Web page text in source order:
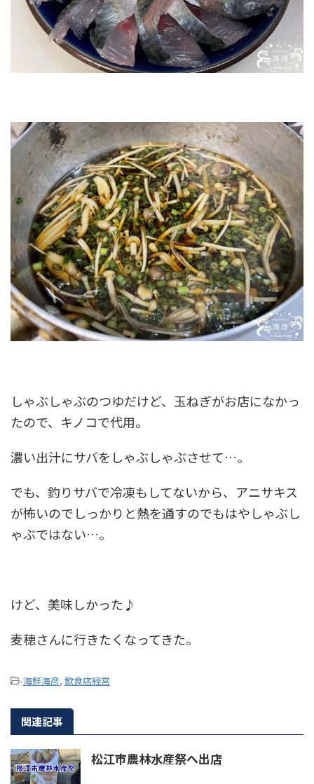
しゃぶしゃぶのつゆだけど、玉ねぎがお店になかっ
たので、キノコで代用。
濃い出汁にサバをしゃぶしゃぶさせて…。
でも、釣りサバで冷凍もしてないから、アニサキス
が怖いのでしっかりと熱を通すのでもはやしゃぶし
ゃぶではない…。
けど、美味しかった♪
麦穂さんに行きたくなってきた。
-海鮮海彦, 飲食店経営
関連記事
松江市農林水産祭へ出店